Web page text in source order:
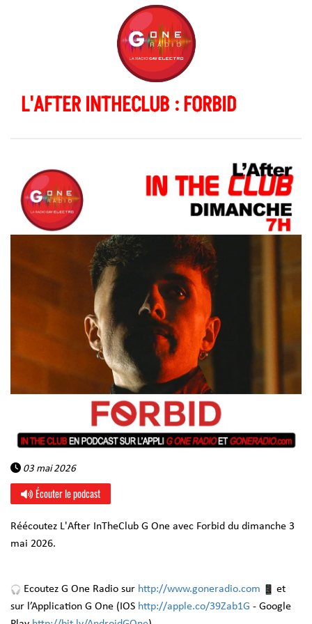
L'AFTER INTHECLUB : FORBID
03 mai 2026
Écouter le podcast
Réécoutez L'After InTheClub G One avec Forbid du dimanche 3
mai 2026.
Ecoutez G One Radio sur http://www.goneradio.com
et
sur l’Application G One (IOS http://apple.co/39Zab1G - Google